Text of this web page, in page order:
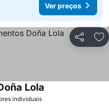
Ver preços
Partilhar
individuais
Lola